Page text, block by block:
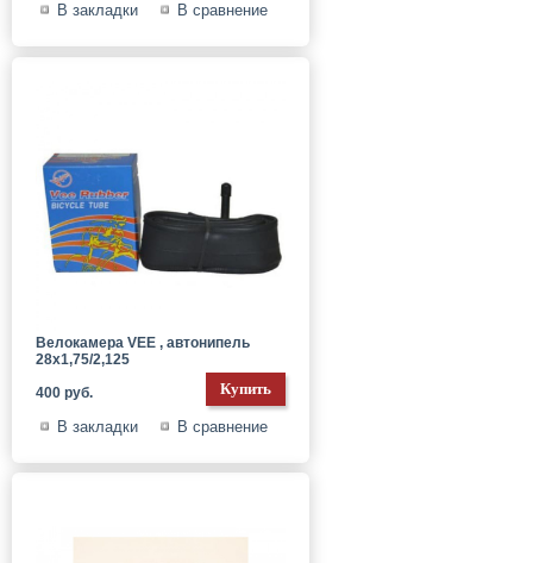
В закладки В сравнение
Велокамера VEE , автонипель
28x1,75/2,125
400 руб.
В закладки В сравнение